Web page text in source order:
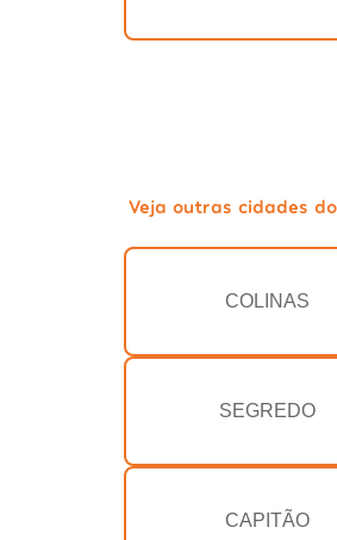
Veja outras cidades
COLINAS
SEGREDO
CAPITÃO